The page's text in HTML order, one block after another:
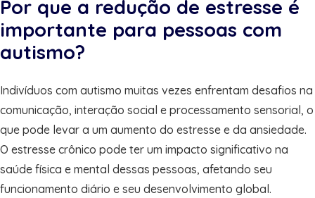
Por que a redução de estresse é
importante para pessoas com
autismo?
Indivíduos com autismo muitas vezes enfrentam desafios na
comunicação, interação social e processamento sensorial, o
que pode levar a um aumento do estresse e da ansiedade.
O estresse crônico pode ter um impacto significativo na
saúde física e mental dessas pessoas, afetando seu
funcionamento diário e seu desenvolvimento global.